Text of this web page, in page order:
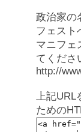
政治家の
フェスト
マニフェ
てくださ
http://
上記URL
ための